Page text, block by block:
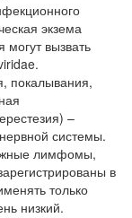
экзема
вызвать
покалывания,
–
системы.
лимфомы,
в
только
низкий.